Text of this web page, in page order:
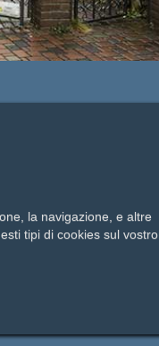
la navigazione, e altre
tipi di cookies sul vostro